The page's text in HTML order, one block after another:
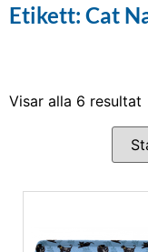
Etikett: Cat
Visar alla 6 resultat